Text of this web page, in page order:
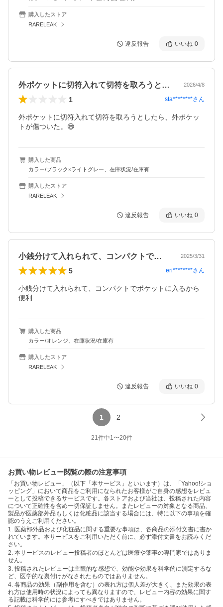
購入したストア
RARELEAK
違反報告 いいね 0
外ポケットに切符入れて切符を取ろうとし… 2026/4/8
1 sta********さん
外ポケットに切符入れて切符を取ろうとしたら、外ポケッ
トが傷ついた。😄
購入した商品
カラー/ブラック×ライトグレー、在庫状況/在庫有
購入したストア
RARELEAK
違反報告 いいね 0
小銭分けて入れられて、コンパクトでポケ… 2025/3/31
5 eri********さん
小銭分けて入れられて、コンパクトでポケットに入るから
便利
購入した商品
カラー/オレンジ、在庫状況/在庫有
購入したストア
RARELEAK
違反報告 いいね 0
1 2
21件中1〜20件
お買い物レビュー閲覧の際の注意事項
「お買い物レビュー」（以下「本サービス」といいます）は、「Yahoo!ショ
ッピング」において商品をご利用になられたお客様がご自身の感想をレビュ
ーとして投稿できるサービスです。各ストアおよび当社は、投稿された内容
について正確性を含め一切保証しません。またレビューの対象となる商品、
製品が医薬部外品もしくは化粧品に該当する場合には、特に以下の事項を確
認のうえご利用ください。
1. 医薬部外品および化粧品に関する重要な事項は、各商品の添付文書に書か
れています。本サービスをご利用いただく前に、必ず添付文書をお読みくだ
さい。
2. 本サービスのレビュー投稿者のほとんどは医療や薬事の専門家ではありま
せん。
3. 投稿されたレビューは主観的な感想で、効能や効果を科学的に測定するな
ど、医学的な裏付けがなされたものではありません。
4. 各商品の効果（副作用を含む）の表れ方は個人差が大きく、また効果の表
れ方は使用時の状況によっても異なりますので、レビュー内容の効果に関す
る記載は科学的には参考にすべきではありません。